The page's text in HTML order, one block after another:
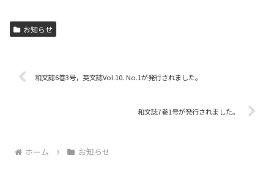
c
e
o
お知らせ
和文誌6巻3号，英文誌Vol.10. No.1が発行されました。
和文誌7巻1号が発行されました。
ホーム お知らせ